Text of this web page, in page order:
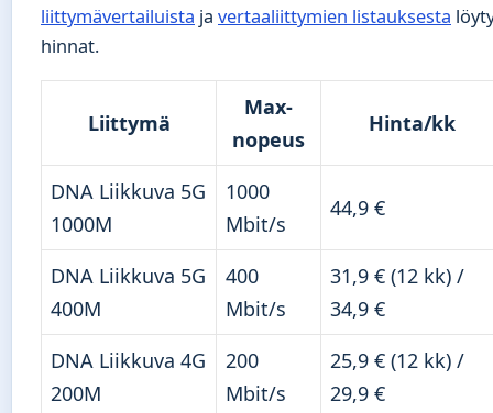
liittymävertailuista ja vertaaliittymien listauksesta
hinnat.
Liittymä
Max-
nopeus
Hinta/kk
DNA Liikkuva 5G
1000M
1000
Mbit/s
44,9 €
DNA Liikkuva 5G
400M
400
Mbit/s
31,9 € (12 kk) /
34,9 €
DNA Liikkuva 4G
200M
200
Mbit/s
25,9 € (12 kk) /
29,9 €